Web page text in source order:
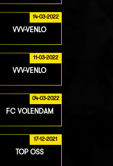
14-03-2022
VVV-VENLO
11-03-2022
VVV-VENLO
04-03-2022
FC VOLENDAM
17-12-2021
TOP OSS